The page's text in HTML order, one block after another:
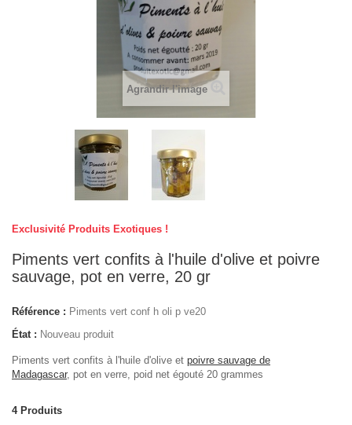
Agrandir l'image
Exclusivité Produits Exotiques !
Piments vert confits à l'huile d'olive et poivre
sauvage, pot en verre, 20 gr
Référence : Piments vert conf h oli p ve20
État : Nouveau produit
Piments vert confits à l'huile d'olive et poivre sauvage de
Madagascar, pot en verre, poid net égouté 20 grammes
4 Produits